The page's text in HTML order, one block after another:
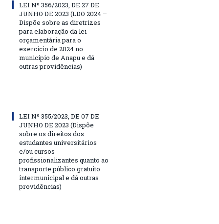
LEI Nº 356/2023, DE 27 DE
JUNHO DE 2023 (LDO 2024 –
Dispõe sobre as diretrizes
para elaboração da lei
orçamentária para o
exercício de 2024 no
município de Anapu e dá
outras providências)
LEI Nº 355/2023, DE 07 DE
JUNHO DE 2023 (Dispõe
sobre os direitos dos
estudantes universitários
e/ou cursos
profissionalizantes quanto ao
transporte público gratuito
intermunicipal e dá outras
providências)